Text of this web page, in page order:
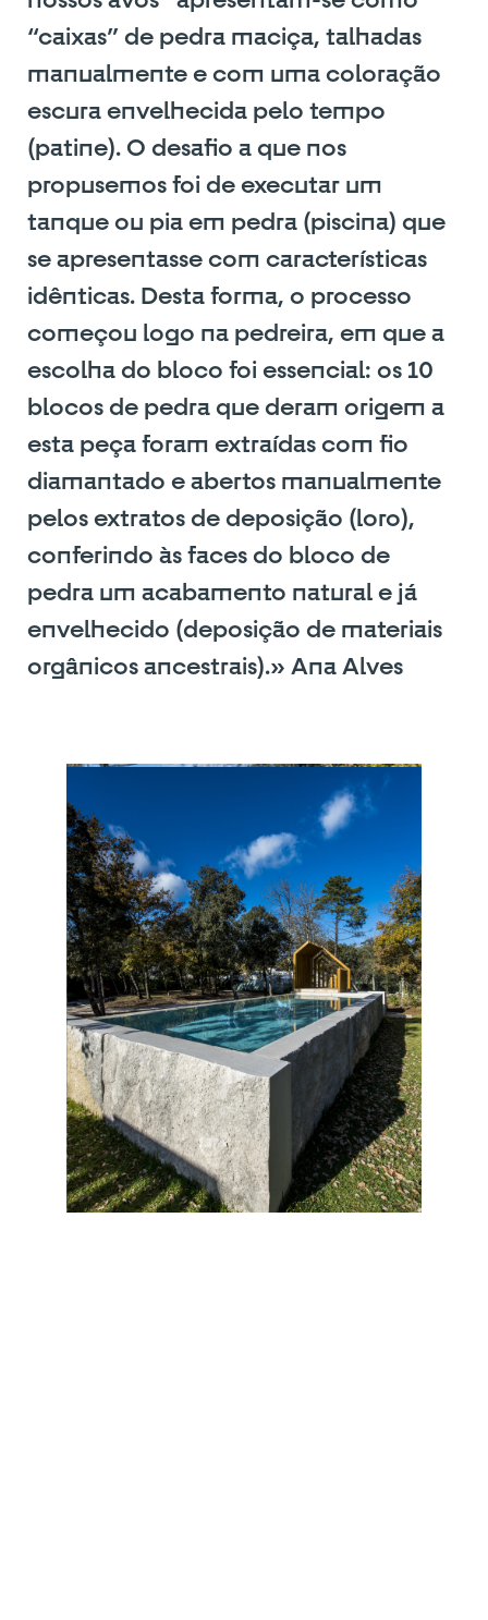
“caixas” de pedra maciça, talhadas
manualmente e com uma coloração
escura envelhecida pelo tempo
(patine). O desafio a que nos
propusemos foi de executar um
tanque ou pia em pedra (piscina) que
se apresentasse com características
idênticas. Desta forma, o processo
começou logo na pedreira, em que a
escolha do bloco foi essencial: os 10
blocos de pedra que deram origem a
esta peça foram extraídas com fio
diamantado e abertos manualmente
pelos extratos de deposição (loro),
conferindo às faces do bloco de
pedra um acabamento natural e já
envelhecido (deposição de materiais
orgânicos ancestrais).» Ana Alves